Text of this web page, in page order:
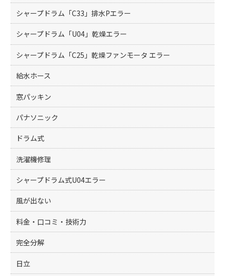
シャープドラム「C33」排水Pエラー
シャープドラム「U04」乾燥エラー
シャープドラム「C25」乾燥ファンモータ エラー
給水ホース
窓パッキン
パナソニック
ドラム式
洗濯機修理
シャープドラム式U04エラー
風が出ない
料金・口コミ・技術力
完全分解
日立